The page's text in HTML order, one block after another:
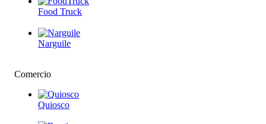
Food Truck
Narguile
Comercio
Quiosco